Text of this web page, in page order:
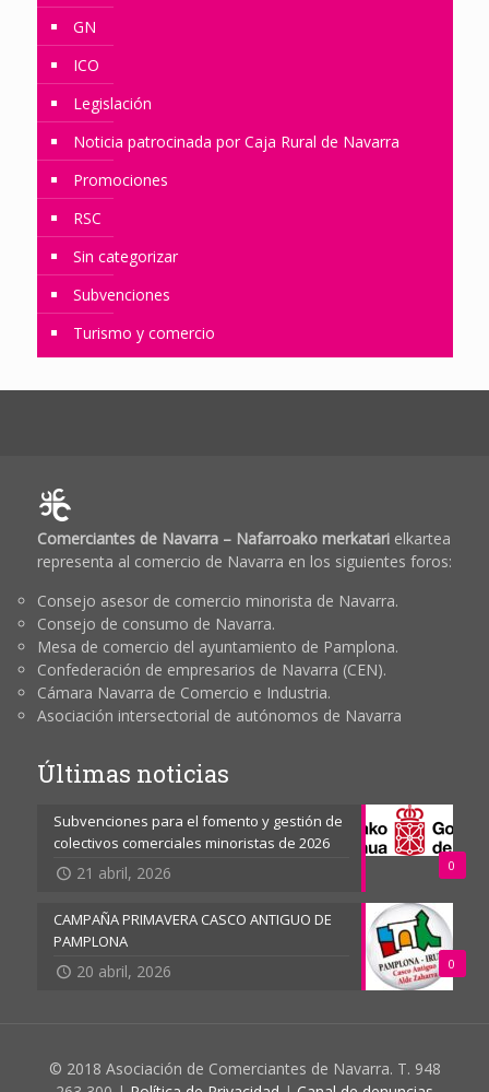
GN
ICO
Legislación
Noticia patrocinada por Caja Rural de Navarra
Promociones
RSC
Sin categorizar
Subvenciones
Turismo y comercio
Comerciantes de Navarra – Nafarroako merkatarielkartea
representa al comercio de Navarra en los siguientes foros:
Consejo asesor de comercio minorista de Navarra.
Consejo de consumo de Navarra.
Mesa de comercio del ayuntamiento de Pamplona.
Confederación de empresarios de Navarra (CEN).
Cámara Navarra de Comercio e Industria.
Asociación intersectorial de autónomos de Navarra
Últimas noticias
0
Subvenciones para el fomento y gestión de
colectivos comerciales minoristas de 2026
21 abril, 2026
0
CAMPAÑA PRIMAVERA CASCO ANTIGUO DE
PAMPLONA
20 abril, 2026
© 2018 Asociación de Comerciantes de Navarra. T. 948